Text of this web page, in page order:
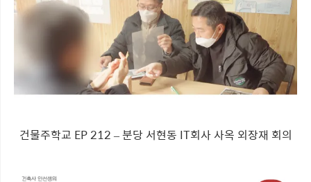
건물주학교 EP 212 – 분당 서현동 IT회사 사옥 외장재 회의